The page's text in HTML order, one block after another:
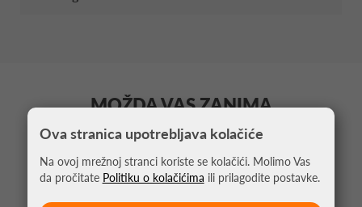
MOŽDA VAS ZANIMA
Ova stranica upotrebljava kolačiće
Na ovoj mrežnoj stranci koriste se kolačići. Molimo Vas
da pročitate Politiku o kolačićima ili prilagodite postavke.